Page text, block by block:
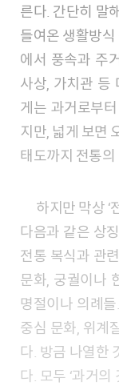
른다. 간단히 말
들여온 생활방
에서 풍속과 주
사상, 가치관 등
게는 과거로부
지만, 넓게 보면
태도까지 전통
하지만 막상 ‘전통’이라고 할 때 떠오르는 것들은 대개
다음과 같은 상
전통 복식과 관
문화, 궁궐이나
명절이나 의례
중심 문화, 위계
다. 방금 나열한
다. 모두 ‘과거